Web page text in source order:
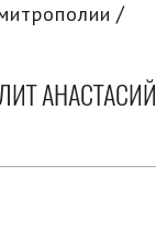
АНАСТАСИЙ